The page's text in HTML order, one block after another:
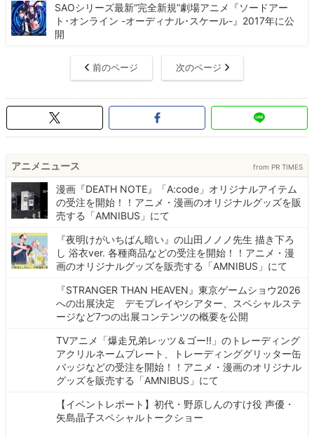
SAOシリーズ最新“完全新規”劇場アニメ『ソードアー
ト･オンライン -オーディナル･スケール-』2017年に公
開
前のページ 次のページ
アニメニュース from PR TIMES
漫画『DEATH NOTE』「A:code」オリジナルアイテム
の受注を開始！！アニメ・漫画のオリジナルグッズを販
売する「AMNIBUS」にて
『夜明けがいちばん暗い』の山田ノノノ先生 描き下ろ
し 浴衣ver. 各種商品などの受注を開始！！アニメ・漫
画のオリジナルグッズを販売する「AMNIBUS」にて
『STRANGER THAN HEAVEN』東京ゲームショウ2026
への出展決定 デモプレイやシアター、スペシャルステ
ージなど7つの出展コンテンツの概要を公開
TVアニメ「爆走兄弟レッツ＆ゴー!!」のトレーディング
アクリルネームプレート、トレーディンググリッター缶
バッジなどの受注を開始！！アニメ・漫画のオリジナル
グッズを販売する「AMNIBUS」にて
【イベントレポート】初代・野原しんのすけ役 声優・
矢島晶子スペシャルトークショー